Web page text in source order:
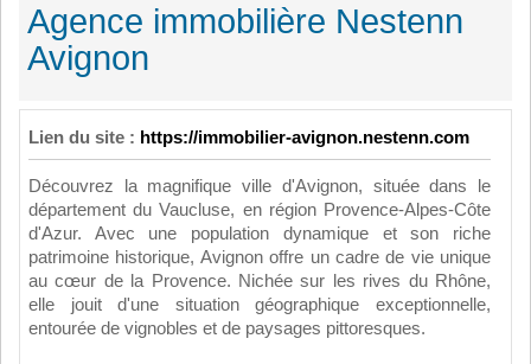
Agence immobilière Nestenn
Avignon
Lien du site : https://immobilier-avignon.nestenn.com
Découvrez la magnifique ville d'Avignon, située dans le
département du Vaucluse, en région Provence-Alpes-Côte
d'Azur. Avec une population dynamique et son riche
patrimoine historique, Avignon offre un cadre de vie unique
au cœur de la Provence. Nichée sur les rives du Rhône,
elle jouit d'une situation géographique exceptionnelle,
entourée de vignobles et de paysages pittoresques.